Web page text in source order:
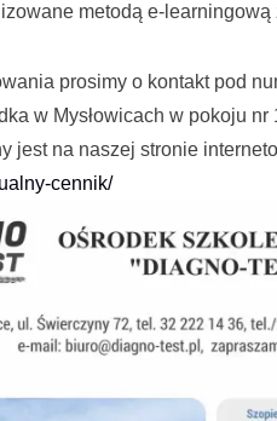
metodą e-learningową
prosimy o kontakt pod
w Mysłowicach w pokoju nr
jest na naszej stronie
cennik/